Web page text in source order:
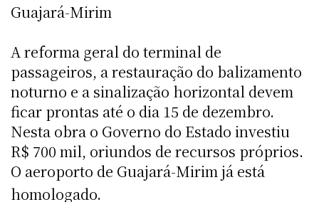
Guajará-Mirim
A reforma geral do terminal de
passageiros, a restauração do balizamento
noturno e a sinalização horizontal devem
ficar prontas até o dia 15 de dezembro.
Nesta obra o Governo do Estado investiu
R$ 700 mil, oriundos de recursos próprios.
O aeroporto de Guajará-Mirim já está
homologado.